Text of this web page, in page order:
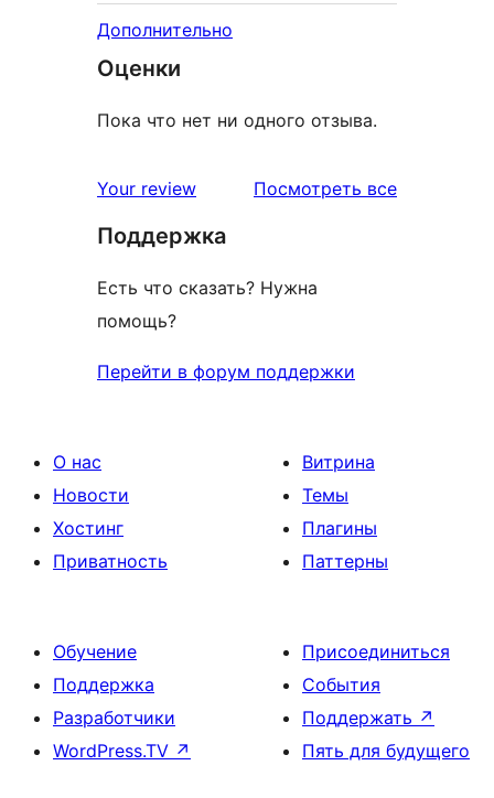
Дополнительно
Оценки
Пока что нет ни одного отзыва.
Your review Посмотреть всеотзывы
Поддержка
Есть что сказать? Нужна
помощь?
Перейти в форум поддержки
О нас
Новости
Хостинг
Приватность
Витрина
Темы
Плагины
Паттерны
Обучение
Поддержка
Разработчики
WordPress.TV ↗
Присоединиться
События
Поддержать ↗
Пять для будущего